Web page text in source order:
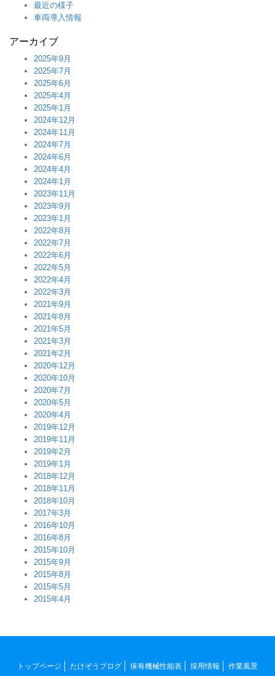
最近の様子
車両導入情報
アーカイブ
2025年9月
2025年7月
2025年6月
2025年4月
2025年1月
2024年12月
2024年11月
2024年7月
2024年6月
2024年4月
2024年1月
2023年11月
2023年9月
2023年1月
2022年8月
2022年7月
2022年6月
2022年5月
2022年4月
2022年3月
2021年9月
2021年8月
2021年5月
2021年3月
2021年2月
2020年12月
2020年10月
2020年7月
2020年5月
2020年4月
2019年12月
2019年11月
2019年2月
2019年1月
2018年12月
2018年11月
2018年10月
2017年3月
2016年10月
2016年8月
2015年10月
2015年9月
2015年8月
2015年5月
2015年4月
トップページ たけぞうブログ 保有機械性能表 採用情報 作業風景